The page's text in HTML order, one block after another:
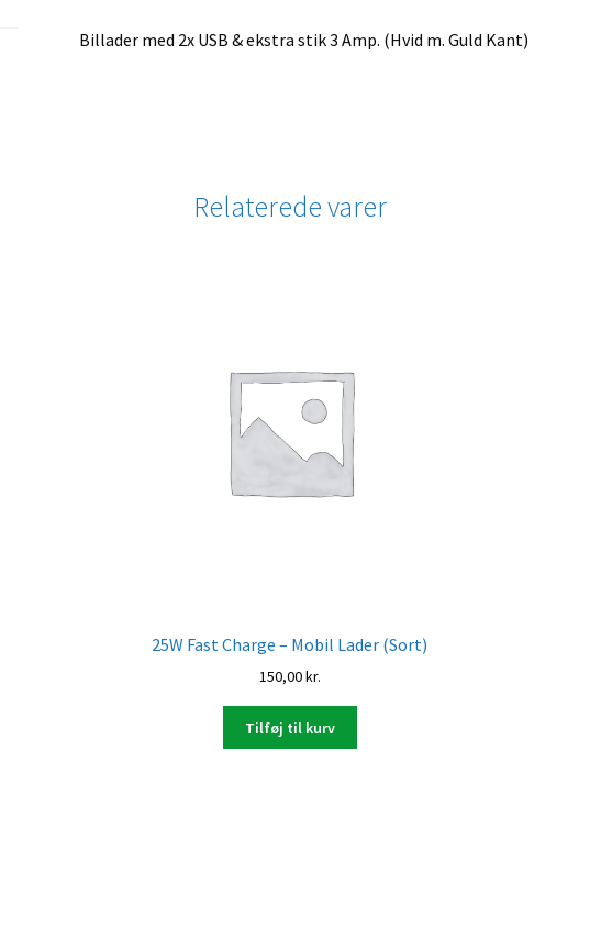
Billader med 2x USB & ekstra stik 3 Amp. (Hvid m. Guld Kant)
Relaterede varer
25W Fast Charge – Mobil Lader (Sort)
150,00kr.
Tilføj til kurv